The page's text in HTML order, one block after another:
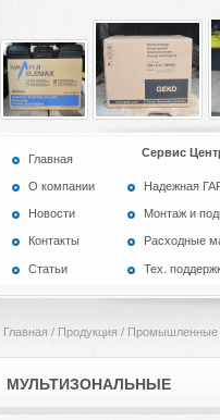
Главная
О компании
Новости
Контакты
Статьи
Сервис
Надежная
Монтаж и
Расходные
Тех.
Главная / Продукция / Промышленные
МУЛЬТИЗОНАЛЬНЫЕ